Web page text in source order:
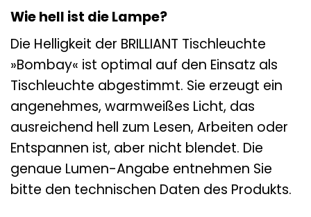
Wie hell ist die Lampe?
Die Helligkeit der BRILLIANT Tischleuchte
»Bombay« ist optimal auf den Einsatz als
Tischleuchte abgestimmt. Sie erzeugt ein
angenehmes, warmweißes Licht, das
ausreichend hell zum Lesen, Arbeiten oder
Entspannen ist, aber nicht blendet. Die
genaue Lumen-Angabe entnehmen Sie
bitte den technischen Daten des Produkts.